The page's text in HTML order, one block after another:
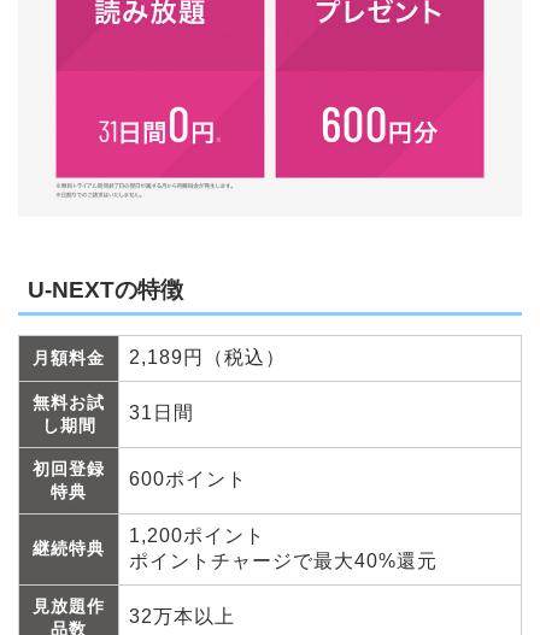
U-NEXTの特徴
月額料金 2,189円（税込）
無料お試
し期間
31日間
初回登録
特典
600ポイント
継続特典
1,200ポイント
ポイントチャージで最大40%還元
見放題作
品数
32万本以上